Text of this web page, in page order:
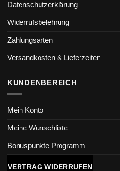
Datenschutzerklärung
Widerrufsbelehrung
Zahlungsarten
Versandkosten & Lieferzeiten
KUNDENBEREICH
Mein Konto
Meine Wunschliste
Bonuspunkte Programm
VERTRAG WIDERRUFEN